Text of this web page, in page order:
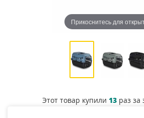
Прикоснитесь для
Этот товар купили 13раз за